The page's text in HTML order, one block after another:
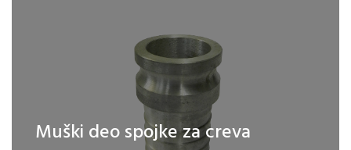
Muški deo spojke za creva